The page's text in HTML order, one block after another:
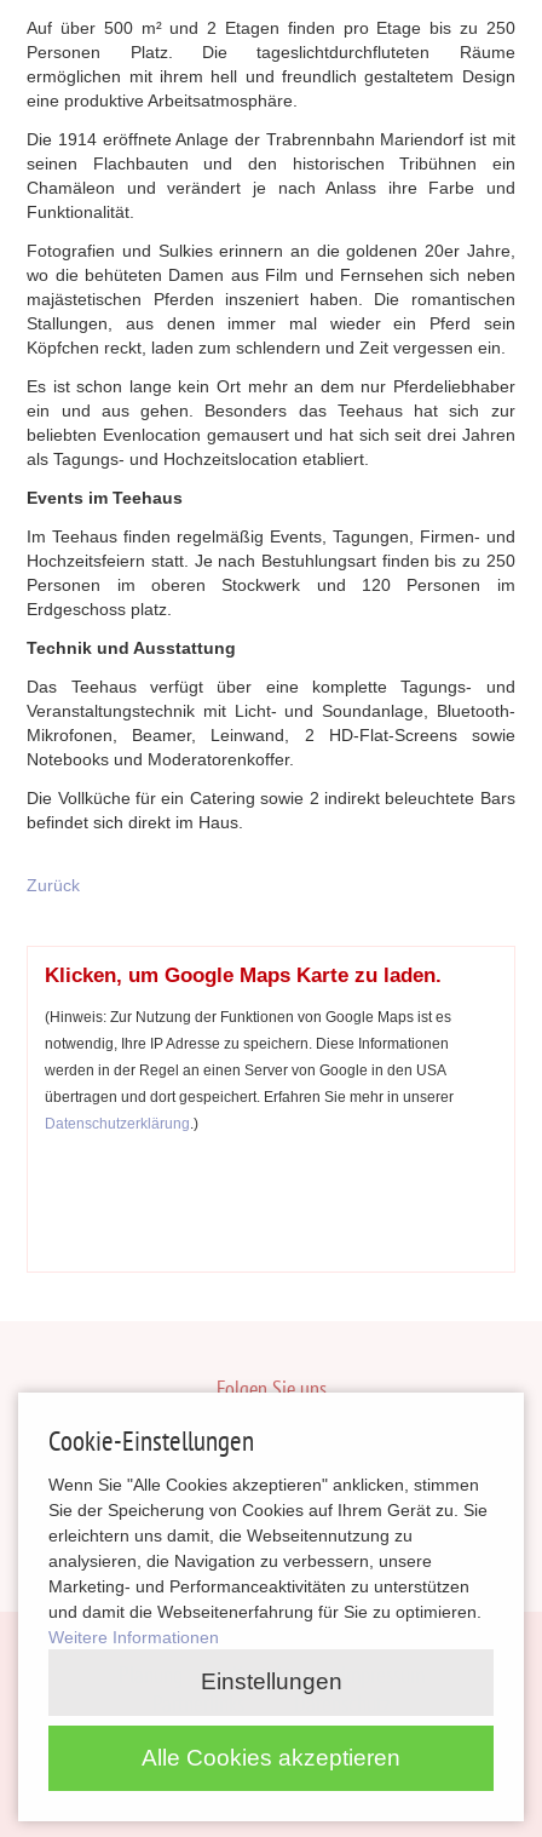
Auf über 500 m² und 2 Etagen finden pro Etage bis zu 250
Personen Platz. Die tageslichtdurchfluteten Räume
ermöglichen mit ihrem hell und freundlich gestaltetem Design
eine produktive Arbeitsatmosphäre.
Die 1914 eröffnete Anlage der Trabrennbahn Mariendorf ist mit
seinen Flachbauten und den historischen Tribühnen ein
Chamäleon und verändert je nach Anlass ihre Farbe und
Funktionalität.
Fotografien und Sulkies erinnern an die goldenen 20er Jahre,
wo die behüteten Damen aus Film und Fernsehen sich neben
majästetischen Pferden inszeniert haben. Die romantischen
Stallungen, aus denen immer mal wieder ein Pferd sein
Köpfchen reckt, laden zum schlendern und Zeit vergessen ein.
Es ist schon lange kein Ort mehr an dem nur Pferdeliebhaber
ein und aus gehen. Besonders das Teehaus hat sich zur
beliebten Evenlocation gemausert und hat sich seit drei Jahren
als Tagungs- und Hochzeitslocation etabliert.
Events im Teehaus
Im Teehaus finden regelmäßig Events, Tagungen, Firmen- und
Hochzeitsfeiern statt. Je nach Bestuhlungsart finden bis zu 250
Personen im oberen Stockwerk und 120 Personen im
Erdgeschoss platz.
Technik und Ausstattung
Das Teehaus verfügt über eine komplette Tagungs- und
Veranstaltungstechnik mit Licht- und Soundanlage, Bluetooth-
Mikrofonen, Beamer, Leinwand, 2 HD-Flat-Screens sowie
Notebooks und Moderatorenkoffer.
Die Vollküche für ein Catering sowie 2 indirekt beleuchtete Bars
befindet sich direkt im Haus.
Zurück
Klicken, um Google Maps Karte zu laden.
(Hinweis: Zur Nutzung der Funktionen von Google Maps ist es
notwendig, Ihre IP Adresse zu speichern. Diese Informationen
werden in der Regel an einen Server von Google in den USA
übertragen und dort gespeichert. Erfahren Sie mehr in unserer
Datenschutzerklärung .)
Folgen Sie uns
HochzeitinSachsen
HeiratenSachsenAnhalt
magazinheiraten
Kontakt
Impressum
Datenschutz
Cookie-Einstellungen
Wenn Sie "Alle Cookies akzeptieren" anklicken, stimmen
Sie der Speicherung von Cookies auf Ihrem Gerät zu. Sie
erleichtern uns damit, die Webseitennutzung zu
analysieren, die Navigation zu verbessern, unsere
Marketing- und Performanceaktivitäten zu unterstützen
und damit die Webseitenerfahrung für Sie zu optimieren.
Weitere Informationen
Einstellungen
Alle Cookies akzeptieren